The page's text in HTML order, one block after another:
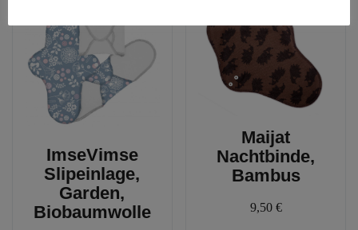
ImseVimse
Slipeinlage,
Garden,
Biobaumwolle
Maijat
Nachtbinde,
Bambus
9,50 €